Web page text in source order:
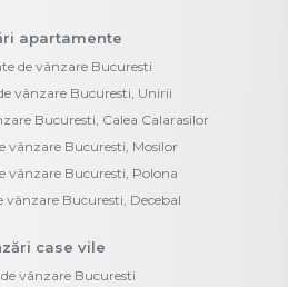
apartamente
de vânzare Bucuresti
vânzare Bucuresti, Unirii
Bucuresti, Calea Calarasilor
vânzare Bucuresti, Mosilor
vânzare Bucuresti, Polona
Bucuresti, Decebal
case vile
de vânzare Bucuresti